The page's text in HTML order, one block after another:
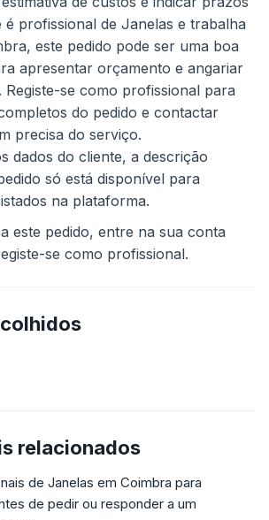
é profissional de Janelas e trabalha
este pedido pode ser uma boa
apresentar orçamento e angariar
Registe-se como profissional para
do pedido e contactar
precisa do serviço.
dados do cliente, a descrição
só está disponível para
na plataforma.
este pedido, entre na sua conta
se como profissional.
relacionados
de Janelas em Coimbra para
de pedir ou responder a um